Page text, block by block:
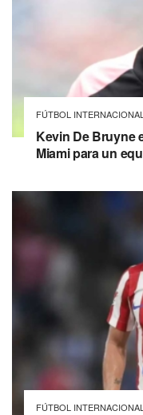
FÚTBOL INTERNACIONAL
Kevin De Bruyne
Miami para un
FÚTBOL